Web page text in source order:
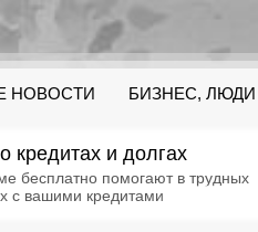
НОВОСТИ БИЗНЕС,
кредитах и долгах
бесплатно помогают в трудных
с вашими кредитами